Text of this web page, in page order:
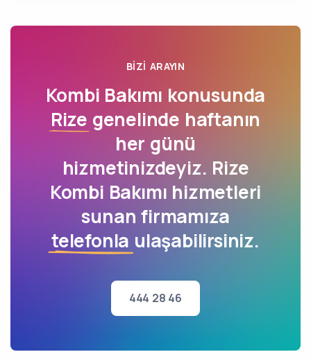
BIZI ARAYIN
Kombi Bakımı konusunda
Rize genelinde haftanın
her günü
hizmetinizdeyiz. Rize
Kombi Bakımı hizmetleri
sunan firmamıza
telefonla ulaşabilirsiniz.
444 28 46